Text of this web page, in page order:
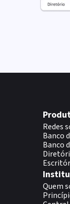
Redes
Banco
Banco
Quem